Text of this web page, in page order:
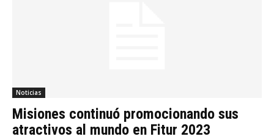
Noticias
Misiones continuó promocionando sus
atractivos al mundo en Fitur 2023